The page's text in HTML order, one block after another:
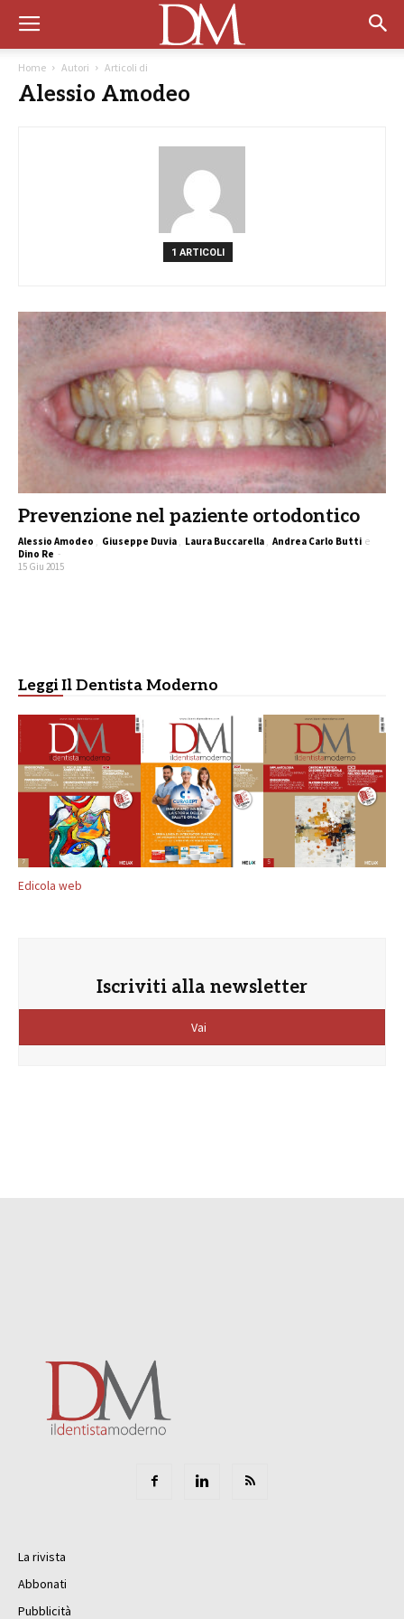
Home Autori Articoli di
Alessio Amodeo
1 ARTICOLI
Prevenzione nel paziente ortodontico
Alessio Amodeo , Giuseppe Duvia , Laura Buccarella , Andrea Carlo Butti e
Dino Re -
15 Giu 2015
Leggi Il Dentista Moderno
Edicola web
Iscriviti alla newsletter
Vai
La rivista
Abbonati
Pubblicità